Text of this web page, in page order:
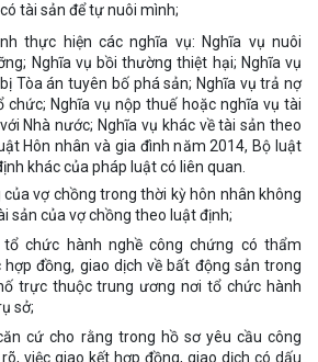
tài sản để tự nuôi mình;
thực hiện các nghĩa vụ: Nghĩa vụ nuôi
Nghĩa vụ bồi thường thiệt hại; Nghĩa vụ
Tòa án tuyên bố phá sản; Nghĩa vụ trả nợ
chức; Nghĩa vụ nộp thuế hoặc nghĩa vụ tài
Nhà nước; Nghĩa vụ khác về tài sản theo
Hôn nhân và gia đình năm 2014, Bộ luật
khác của pháp luật có liên quan.
vợ chồng trong thời kỳ hôn nhân không
sản của vợ chồng theo luật định;
chức hành nghề công chứng có thẩm
đồng, giao dịch về bất động sản trong
trực thuộc trung ương nơi tổ chức hành
sở;
cứ cho rằng trong hồ sơ yêu cầu công
việc giao kết hợp đồng, giao dịch có dấu